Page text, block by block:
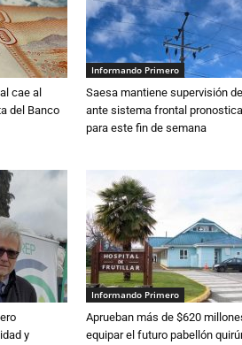
cae al
del Banco
Informando Primero
Saesa mantiene supervisión
ante sistema frontal
para este fin de semana
y
Informando Primero
Aprueban más de $620
equipar el futuro pabellón